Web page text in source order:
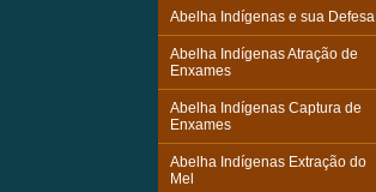
Abelha Indígenas e sua Defesa
Abelha Indígenas Atração de
Enxames
Abelha Indígenas Captura de
Enxames
Abelha Indígenas Extração do
Mel